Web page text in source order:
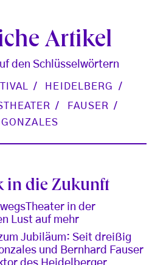
Artikel
den Schlüsselwörtern
HEIDELBERG
FAUSER
GONZALES
in die Zukunft
in der
Lust auf mehr
Jubiläum: Seit dreißig
und Bernhard Fauser